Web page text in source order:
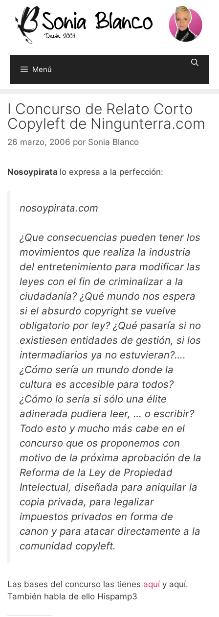
contenido
Menú
I Concurso de Relato Corto
Copyleft de Ningunterra.com
26 marzo, 2006 por Sonia Blanco
Nosoypirata lo expresa a la perfección:
nosoypirata.com
¿Que consecuencias pueden tener los
movimientos que realiza la industria
del entretenimiento para modificar las
leyes con el fin de criminalizar a la
ciudadanía? ¿Qué mundo nos espera
si el absurdo copyright se vuelve
obligatorio por ley? ¿Qué pasaría si no
existiesen entidades de gestión, si los
intermadiarios ya no estuvieran?….
¿Cómo sería un mundo donde la
cultura es accesible para todos?
¿Cómo lo sería si sólo una élite
adinerada pudiera leer, … o escribir?
Todo esto y mucho más cabe en el
concurso que os proponemos con
motivo de la próxima aprobación de la
Reforma de la Ley de Propiedad
Intelectual, diseñada para aniquilar la
copia privada, para legalizar
impuestos privados en forma de
canon y para atacar directamente a la
comunidad copyleft.
Las bases del concurso las tienes aquí y aquí.
También habla de ello Hispamp3